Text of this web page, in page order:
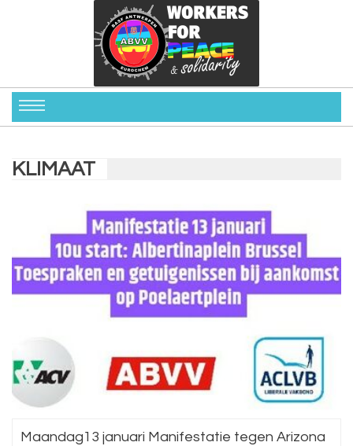
KLIMAAT
Maandag13 januari Manifestatie tegen Arizona